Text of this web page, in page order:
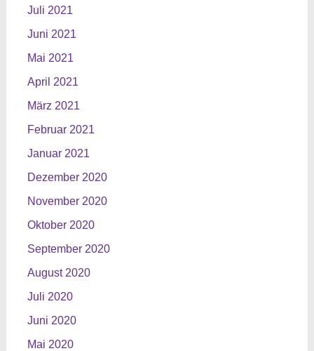
Juli 2021
Juni 2021
Mai 2021
April 2021
März 2021
Februar 2021
Januar 2021
Dezember 2020
November 2020
Oktober 2020
September 2020
August 2020
Juli 2020
Juni 2020
Mai 2020